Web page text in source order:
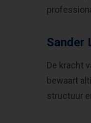
Sander
De kracht
bewaart
structuur